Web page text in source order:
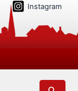
Instagram
Suchen